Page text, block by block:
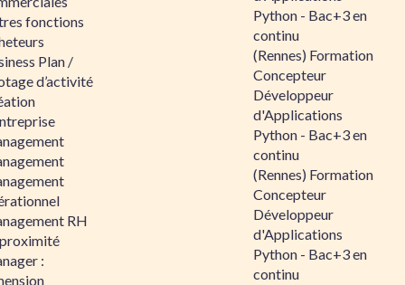
fonctions
Plan /
d’activité
RH
:
Python - Bac+3 en
continu
(Rennes) Formation
Concepteur
Développeur
d'Applications
Python - Bac+3 en
continu
(Rennes) Formation
Concepteur
Développeur
d'Applications
Python - Bac+3 en
continu